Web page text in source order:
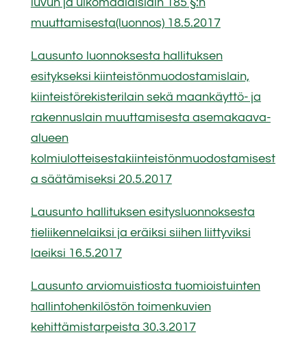
muuttamisesta(luonnos) 18.5.2017
Lausunto luonnoksesta hallituksen
esitykseksi kiinteistönmuodostamislain,
kiinteistörekisterilain sekä maankäyttö- ja
rakennuslain muuttamisesta asemakaava-
alueen
kolmiulotteisestakiinteistönmuodostamisest
a säätämiseksi 20.5.2017
Lausunto hallituksen esitysluonnoksesta
tieliikennelaiksi ja eräiksi siihen liittyviksi
laeiksi 16.5.2017
Lausunto arviomuistiosta tuomioistuinten
hallintohenkilöstön toimenkuvien
kehittämistarpeista 30.3.2017